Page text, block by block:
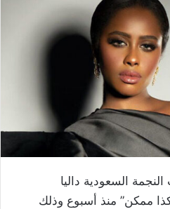
السعودية داليا
ممكن” منذ أسبوع وذلك